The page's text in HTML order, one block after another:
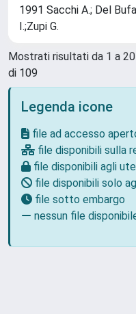
1991 Sacchi A.; Del
I.;Zupi G.
Mostrati risultati da 1 a 20
di 109
Legenda icone
file ad accesso
file disponibili sulla
file disponibili agli
file disponibili solo
file sotto embargo
nessun file